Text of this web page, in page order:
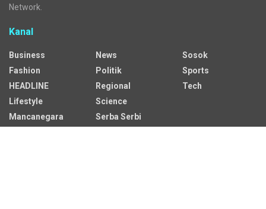
Network.
Kanal
Business
Fashion
HEADLINE
Lifestyle
Mancanegara
News
Politik
Regional
Science
Serba Serbi
Sosok
Sports
Tech